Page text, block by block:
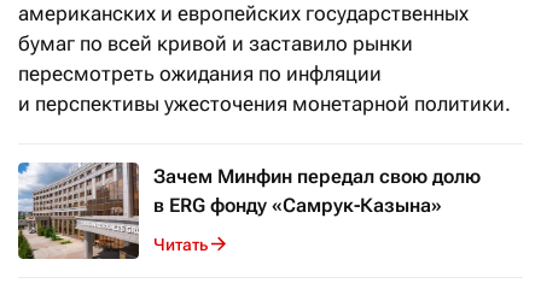
американских и европейских государственных
бумаг по всей кривой и заставило рынки
пересмотреть ожидания по инфляции
и перспективы ужесточения монетарной политики.
Зачем Минфин передал свою долю
в ERG фонду «Самрук-Казына»
Читать